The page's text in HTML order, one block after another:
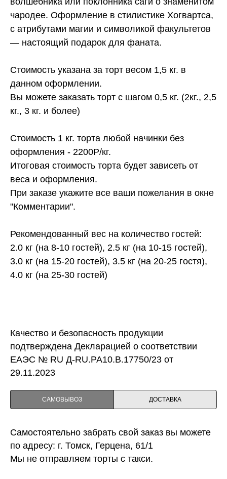
чародее. Оформление в стилистике Хогвартса,
с атрибутами магии и символикой факультетов
— настоящий подарок для фаната.
Стоимость указана за торт весом 1,5 кг. в
данном оформлении.
Вы можете заказать торт с шагом 0,5 кг. (2кг., 2,5
кг., 3 кг. и более)
Стоимость 1 кг. торта любой начинки без
оформления - 2200Р/кг.
Итоговая стоимость торта будет зависеть от
веса и оформления.
При заказе укажите все ваши пожелания в окне
"Комментарии".
Рекомендованный вес на количество гостей:
2.0 кг (на 8-10 гостей), 2.5 кг (на 10-15 гостей),
3.0 кг (на 15-20 гостей), 3.5 кг (на 20-25 гостя),
4.0 кг (на 25-30 гостей)
Качество и безопасность продукции
подтверждена Декларацией о соответствии
ЕАЭС № RU Д-RU.PA10.B.17750/23 от
29.11.2023
САМОВЫВОЗ ДОСТАВКА
Самостоятельно забрать свой заказ вы можете
по адресу: г. Томск, Герцена, 61/1
Мы не отправляем торты с такси.